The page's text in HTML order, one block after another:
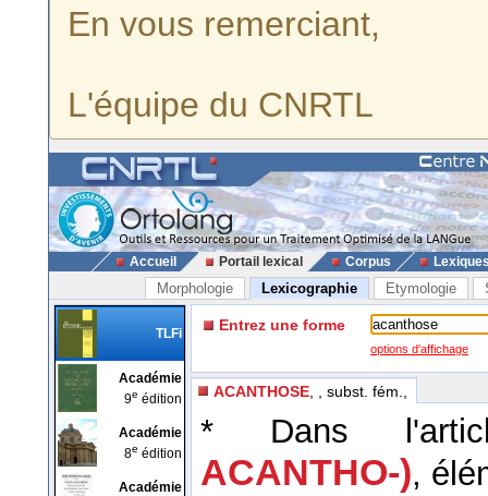
En vous remerciant,
L'équipe du CNRTL
Accueil Portail lexical Corpus
Morphologie Lexicographie Etymologie
TLFi
Académie
9e édition
Académie
8e édition
Académie
Entrez une forme
options d'affichage
ACANTHOSE , , subst. fém.,
* Dans
ACANTHO-),